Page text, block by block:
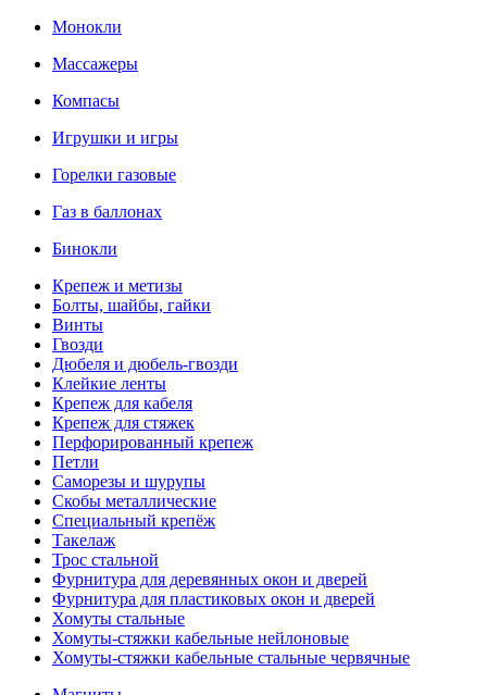
Монокли
Массажеры
Компасы
Игрушки и игры
Горелки газовые
Газ в баллонах
Бинокли
Крепеж и метизы
Болты, шайбы, гайки
Винты
Гвозди
Дюбеля и дюбель-гвозди
Клейкие ленты
Крепеж для кабеля
Крепеж для стяжек
Перфорированный крепеж
Петли
Саморезы и шурупы
Скобы металлические
Специальный крепёж
Такелаж
Трос стальной
Фурнитура для деревянных окон и дверей
Фурнитура для пластиковых окон и дверей
Хомуты стальные
Хомуты-стяжки кабельные нейлоновые
Хомуты-стяжки кабельные стальные червячные